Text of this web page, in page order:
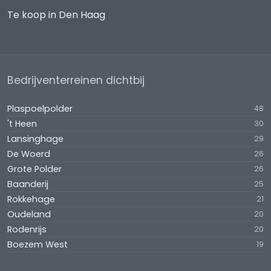
- Model NVM-koopakte BOG van toepassing.
Bedrijfsmakelaars bij dit object een transactie tot
geen kosten of courtage verschuldigd.
Te koop in Den Haag
Bedrijventerreinen dichtbij
Plaspoelpolder 48
't Heen 30
Lansinghage 29
De Woerd 26
Grote Polder 26
Baanderij 25
Rokkehage 21
Oudeland 20
Rodenrijs 20
Boezem West 19